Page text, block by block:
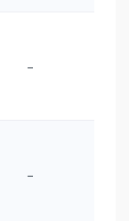
–
–